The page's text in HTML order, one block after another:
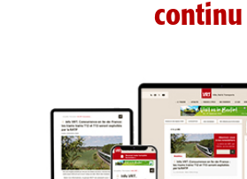
continu